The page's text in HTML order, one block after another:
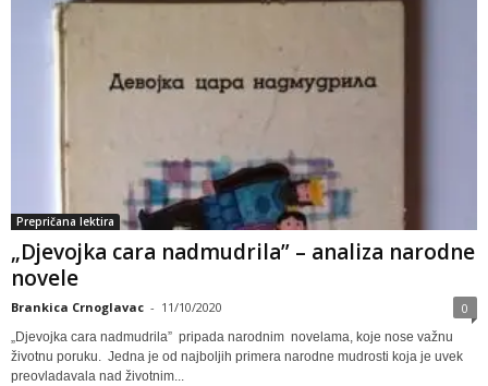
Prepričana lektira
„Djevojka‌ ‌cara‌ ‌nadmudrila”‌ ‌–‌ ‌analiza‌ ‌narodne‌
‌novele‌ ‌
Brankica Crnoglavac - 11/10/2020 0
„Djevojka cara nadmudrila” pripada narodnim novelama, koje nose važnu
životnu poruku. Jedna je od najboljih primera narodne mudrosti koja je uvek
preovladavala nad životnim...